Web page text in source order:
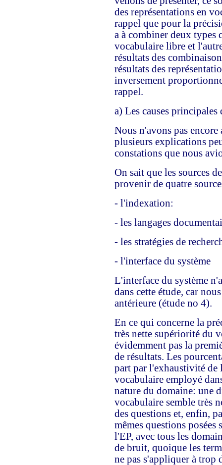
des représentations en
rappel que pour la
a à combiner deux types
vocabulaire libre et
résultats des
résultats des
inversement
rappel.
a) Les causes principales
Nous n'avons pas encore
plusieurs explications
constations que nous
On sait que les sources
provenir de quatre
- l'indexation:
- les langages
- les stratégies de
- l'interface du système
L'interface du système
dans cette étude, car
antérieure (étude no 4).
En ce qui concerne la
très nette supériorité du
évidemment pas la
de résultats. Les
part par l'exhaustivité de
vocabulaire employé
nature du domaine: une
vocabulaire semble très
des questions et, enfin,
mêmes questions
l'EP, avec tous les
de bruit, quoique les
ne pas s'appliquer à trop